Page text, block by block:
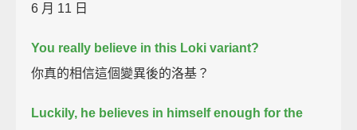
6 月 11 日
You really believe in this Loki variant?
你真的相信這個變異後的洛基？
Luckily, he believes in himself enough for the